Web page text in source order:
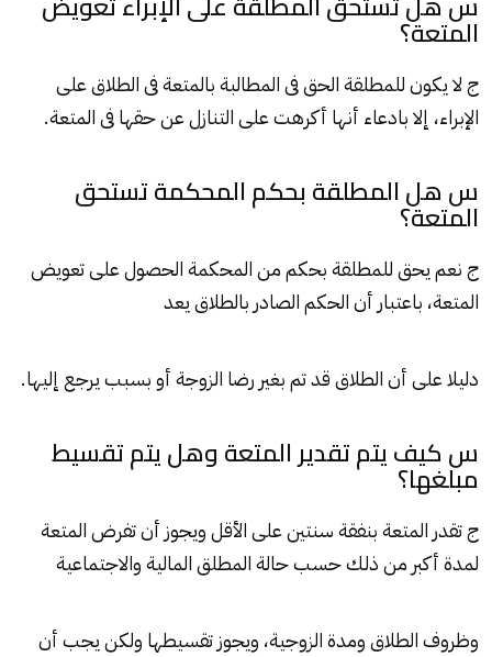
المتعة؟
ج لا يكون للمطلقة الحق فى المطالبة بالمتعة فى الطلاق على
الإبراء، إلا بادعاء أنها أكرهت على التنازل عن حقها فى المتعة.
س هل المطلقة بحكم المحكمة تستحق
المتعة؟
ج نعم يحق للمطلقة بحكم من المحكمة الحصول على تعويض
المتعة، باعتبار أن الحكم الصادر بالطلاق يعد
دليلا على أن الطلاق قد تم بغير رضا الزوجة أو بسبب يرجع إليها.
س كيف يتم تقدير المتعة وهل يتم تقسيط
مبلغها؟
ج تقدر المتعة بنفقة سنتين على الأقل ويجوز أن تفرض المتعة
لمدة أكبر من ذلك حسب حالة المطلق المالية والاجتماعية
وظروف الطلاق ومدة الزوجية، ويجوز تقسيطها ولكن يجب أن